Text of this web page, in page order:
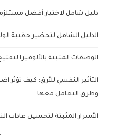
دليل شامل لاختيار أفضل
الدليل الشامل لتحضير حقيبة
الوصفات المثبتة بالألوفيرا
التأثير النفسي للأرق: كيف
وطرق التعامل معها
الأسرار المثبتة لتحسين عادات